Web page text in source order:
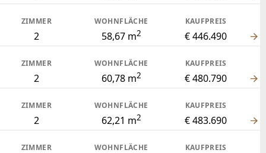
ZIMMER
2
WOHNFLÄCHE
58,67 m2
KAUFPREIS
€ 446.490
ZIMMER
2
WOHNFLÄCHE
60,78 m2
KAUFPREIS
€ 480.790
ZIMMER
2
WOHNFLÄCHE
62,21 m2
KAUFPREIS
€ 483.690
ZIMMER WOHNFLÄCHE KAUFPREIS